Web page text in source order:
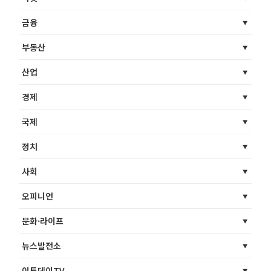
금융
부동산
산업
경제
국제
정치
사회
오피니언
문화·라이프
뉴스발전소